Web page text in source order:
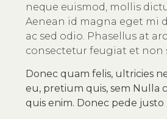
neque euismod, mollis
Aenean id magna eget mi
ac sed odio. Phasellus at
consectetur feugiat et non
Donec quam felis, ultricies
eu, pretium quis, sem Nulla
quis enim. Donec pede justo